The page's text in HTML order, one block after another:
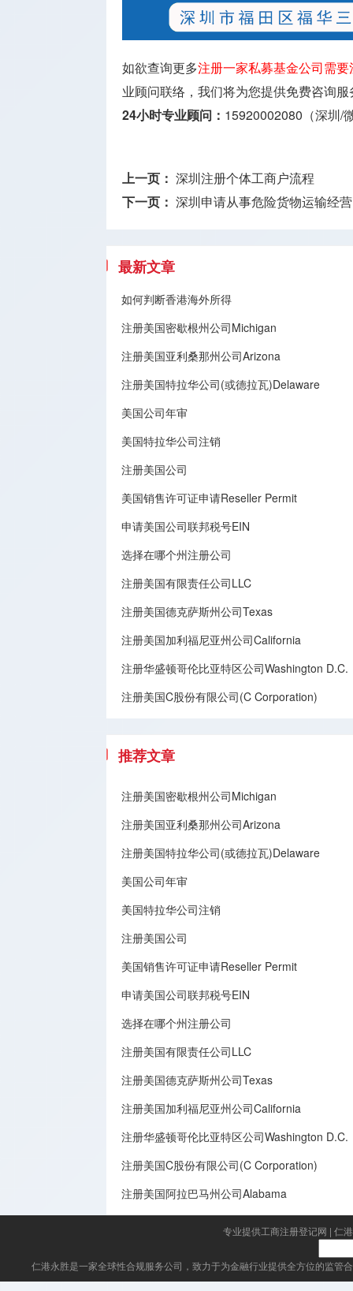
如欲查询更多注册一家私募基金公司需
业顾问联络，我们将为您提供免费咨询服
24小时专业顾问： 15920002080（深圳/
上一页： 深圳注册个体工商户流程
下一页： 深圳申请从事危险货物运输经
最新文章
如何判断香港海外所得
注册美国密歇根州公司Michigan
注册美国亚利桑那州公司Arizona
注册美国特拉华公司(或德拉瓦)Delaware
美国公司年审
美国特拉华公司注销
注册美国公司
美国销售许可证申请Reseller Permit
申请美国公司联邦税号EIN
选择在哪个州注册公司
注册美国有限责任公司LLC
注册美国德克萨斯州公司Texas
注册美国加利福尼亚州公司California
注册华盛顿哥伦比亚特区公司Washington D.C.
注册美国C股份有限公司(C Corporation)
推荐文章
注册美国密歇根州公司Michigan
注册美国亚利桑那州公司Arizona
注册美国特拉华公司(或德拉瓦)Delaware
美国公司年审
美国特拉华公司注销
注册美国公司
美国销售许可证申请Reseller Permit
申请美国公司联邦税号EIN
选择在哪个州注册公司
注册美国有限责任公司LLC
注册美国德克萨斯州公司Texas
注册美国加利福尼亚州公司California
注册华盛顿哥伦比亚特区公司Washington D.C.
注册美国C股份有限公司(C Corporation)
注册美国阿拉巴马州公司Alabama
专业提供工商注册登记网 | 仁
仁港永胜是一家全球性合规服务公司，致力于为金融行业提供全方位的监管